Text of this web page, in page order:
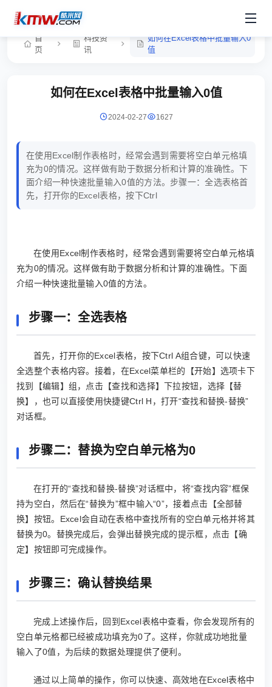
首
页
科技资
讯
如何在Excel表格中批量输入0
值
如何在Excel表格中批量输入0值
2024-02-27 1627
在使用Excel制作表格时，经常会遇到需要将空白单元格填
充为0的情况。这样做有助于数据分析和计算的准确性。下
面介绍一种快速批量输入0值的方法。步骤一：全选表格首
先，打开你的Excel表格，按下Ctrl
在使用Excel制作表格时，经常会遇到需要将空白单元格填
充为0的情况。这样做有助于数据分析和计算的准确性。下面
介绍一种快速批量输入0值的方法。
步骤一：全选表格
首先，打开你的Excel表格，按下Ctrl A组合键，可以快速
全选整个表格内容。接着，在Excel菜单栏的【开始】选项卡下
找到【编辑】组，点击【查找和选择】下拉按钮，选择【替
换】，也可以直接使用快捷键Ctrl H，打开“查找和替换-替换”
对话框。
步骤二：替换为空白单元格为0
在打开的“查找和替换-替换”对话框中，将“查找内容”框保
持为空白，然后在“替换为”框中输入“0”，接着点击【全部替
换】按钮。Excel会自动在表格中查找所有的空白单元格并将其
替换为0。替换完成后，会弹出替换完成的提示框，点击【确
定】按钮即可完成操作。
步骤三：确认替换结果
完成上述操作后，回到Excel表格中查看，你会发现所有的
空白单元格都已经被成功填充为0了。这样，你就成功地批量
输入了0值，为后续的数据处理提供了便利。
通过以上简单的操作，你可以快速、高效地在Excel表格中